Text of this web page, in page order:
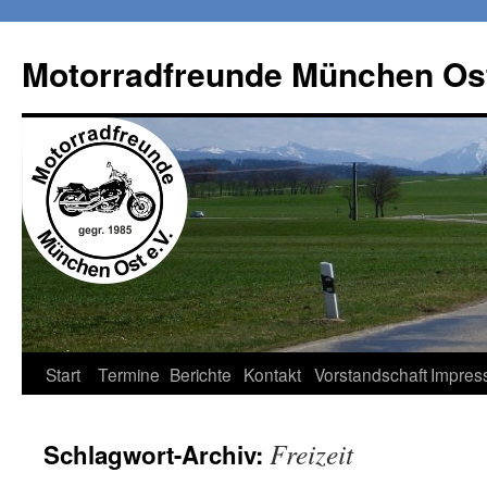
springen
Motorradfreunde München
Start Termine Berichte Kontakt Vorstandschaft
Schlagwort-Archiv: Freizeit